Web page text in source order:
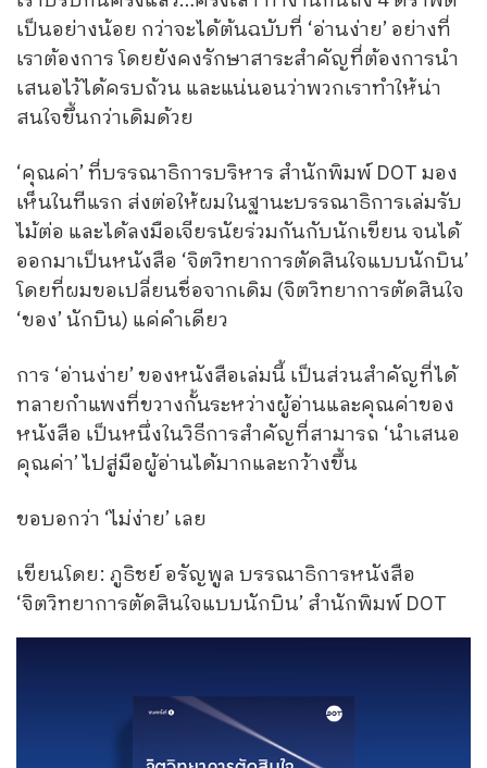
เป็นอย่างน้อย กว่าจะได้ต้นฉบับที่ ‘อ่านง่าย’ อย่างที่
เราต้องการ โดยยังคงรักษาสาระสำคัญที่ต้องการนำ
เสนอไว้ได้ครบถ้วน และแน่นอนว่าพวกเราทำให้น่า
สนใจขึ้นกว่าเดิมด้วย
‘คุณค่า’ ที่บรรณาธิการบริหาร สำนักพิมพ์ DOT มอง
เห็นในทีแรก ส่งต่อให้ผมในฐานะบรรณาธิการเล่มรับ
ไม้ต่อ และได้ลงมือเจียรนัยร่วมกันกับนักเขียน จนได้
ออกมาเป็นหนังสือ ‘จิตวิทยาการตัดสินใจแบบนักบิน’
โดยที่ผมขอเปลี่ยนชื่อจากเดิม (จิตวิทยาการตัดสินใจ
‘ของ’ นักบิน) แค่คำเดียว
การ ‘อ่านง่าย’ ของหนังสือเล่มนี้ เป็นส่วนสำคัญที่ได้
ทลายกำแพงที่ขวางกั้นระหว่างผู้อ่านและคุณค่าของ
หนังสือ เป็นหนึ่งในวิธีการสำคัญที่สามารถ ‘นำเสนอ
คุณค่า’ ไปสู่มือผู้อ่านได้มากและกว้างขึ้น
ขอบอกว่า ‘ไม่ง่าย’ เลย
เขียนโดย: ภูธิชย์ อรัญพูล บรรณาธิการหนังสือ
‘จิตวิทยาการตัดสินใจแบบนักบิน’ สำนักพิมพ์ DOT